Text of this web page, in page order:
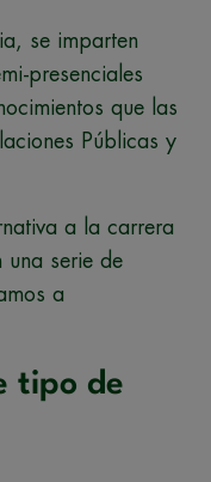
se imparten
presenciales
que las
Públicas y
a la carrera
una serie de
a
tipo de